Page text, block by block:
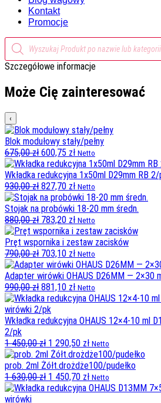
Kontakt
Promocje
Wyszukiwarka
produktów
Szczegółowe informacje
Może Cię zainteresować
‹
Blok modułowy stały/pełny
675,00zł Pierwotna
cena
wynosiła:
675,00 zł.
600,75 złAktualna
cena
wynosi:
600,75 zł.
Netto
Wkładka redukcyjna 1x50ml D29mm RB
930,00zł Pierwotna
cena
wynosiła:
930,00 zł.
827,70 złAktualna
cena
wynosi:
827,70 zł.
Netto
Stojak na probówki 18-20 mm średn.
880,00zł Pierwotna
cena
wynosiła:
880,00 zł.
783,20 złAktualna
cena
wynosi:
783,20 zł.
Netto
Pręt wspornika i zestaw zacisków
790,00zł Pierwotna
cena
wynosiła:
790,00 zł.
703,10 złAktualna
cena
wynosi:
703,10 zł.
Netto
Adapter wirówki OHAUS D26MM — 2×30
990,00zł Pierwotna
cena
wynosiła:
990,00 zł.
881,10 złAktualna
cena
881,10 zł.
Netto
Wkładka redukcyjna OHAUS 12×4-10 ml
2/pk
1 450,00zł Pierwotna
cena
wynosiła:
1
450,00 zł.
1 290,50 złAktualna
cena
wynosi:
1
290,50 zł.
Netto
prob. 2ml Żółt.drożdże100/pudełko
1 630,00zł Pierwotna
cena
1 450,70 złAktualna
cena
Netto